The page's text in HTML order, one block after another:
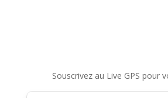
Souscrivez au Live GPS pour